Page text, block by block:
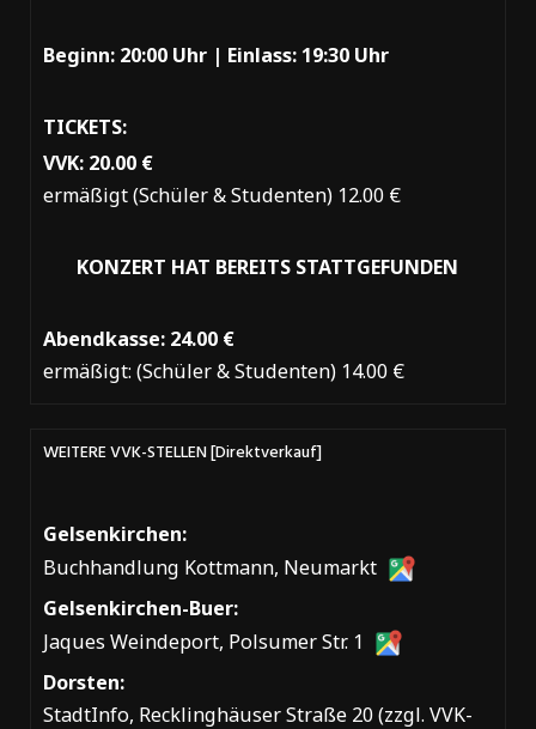
Beginn: 20:00 Uhr | Einlass: 19:30 Uhr
TICKETS:
VVK: 20.00 €
ermäßigt (Schüler & Studenten) 12.00 €
KONZERT HAT BEREITS STATTGEFUNDEN
Abendkasse: 24.00 €
ermäßigt: (Schüler & Studenten) 14.00 €
WEITERE VVK-STELLEN [Direktverkauf]
Gelsenkirchen:
Buchhandlung Kottmann, Neumarkt
Gelsenkirchen-Buer:
Jaques Weindeport, Polsumer Str. 1
Dorsten:
StadtInfo, Recklinghäuser Straße 20 (zzgl. VVK-